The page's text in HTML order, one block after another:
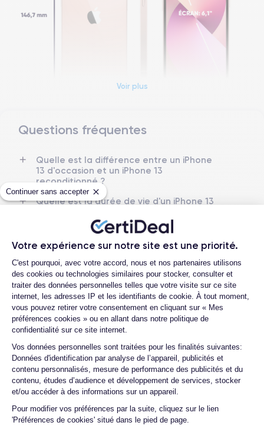
Continuer sans accepter
Votre expérience sur notre site est une priorité.
Plateforme de Gestion du
C'est pourquoi, avec votre accord, nous et nos partenaires utilisons
des cookies ou technologies similaires pour stocker, consulter et
traiter des données personnelles telles que votre visite sur ce site
internet, les adresses IP et les identifiants de cookie. À tout moment,
vous pouvez retirer votre consentement en cliquant sur « Mes
préférences cookies » ou en allant dans notre politique de
confidentialité sur ce site internet.
Vos données personnelles sont traitées pour les finalités suivantes:
Données d'identification par analyse de l’appareil, publicités et
contenu personnalisés, mesure de performance des publicités et du
contenu, études d’audience et développement de services, stocker
et/ou accéder à des informations sur un appareil.
Pour modifier vos préférences par la suite, cliquez sur le lien
'Préférences de cookies' situé dans le pied de page.
Axeptio consent
Dimensions et poids iPhone 13
Date de sortie
24/09/2021
Système exploitation
iOS (iOS 26)
Poids
OLED 6.1 pouces
Résolution écran
2340 x 1080 pixels
RAM
4 Go
Memoire interne
128,256,512 Go
Nom de la puce
Puce A15 Bionic
Nombre de cœurs
6
Nom GPU
GPU 4 cœurs
Fréq. processeur
3.23 GHz
Caméra
12 Mpx
Caméra Frontale
12 Mpx
Résolution vidéo Recharge rapide
Voir plus
Questions fréquentes
Quelle est la différence entre un iPhone
13 d'occasion et un iPhone 13
reconditionné ?
Quelle est la durée de vie d'un iPhone 13
Quelles sont les options disponibles sur
les batteries ?
Quels sont les accessoires inclus dans la
commande ?
Quelles garanties offrez-vous sur vos
produits ?
Quels sont vos modes de paiement ?
Est-il possible de payer l'iPhone 13 en
plusieurs fois ?
Que se passe-t-il après avoir passé la
commande ?
Quelle société utilisez-vous pour
l'expédition ?